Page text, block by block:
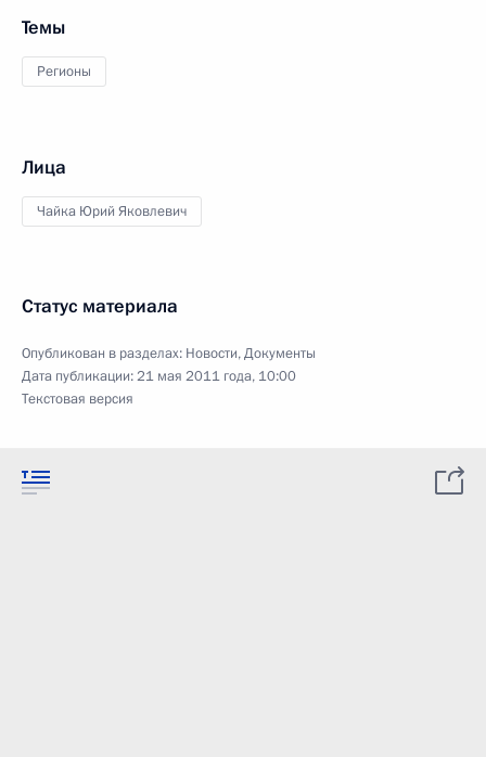
Темы
Регионы
Лица
Чайка Юрий Яковлевич
Статус материала
Опубликован в разделах: Новости,Документы
Дата публикации:21 мая 2011 года, 10:00
Текстовая версия